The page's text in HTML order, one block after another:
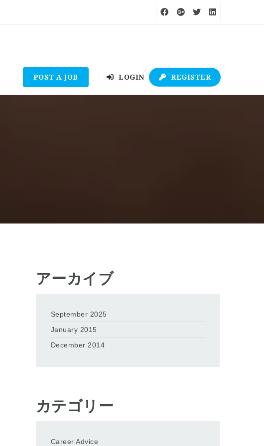
POST A JOB LOGIN REGISTER
アーカイブ
September 2025
January 2015
December 2014
カテゴリー
Career Advice